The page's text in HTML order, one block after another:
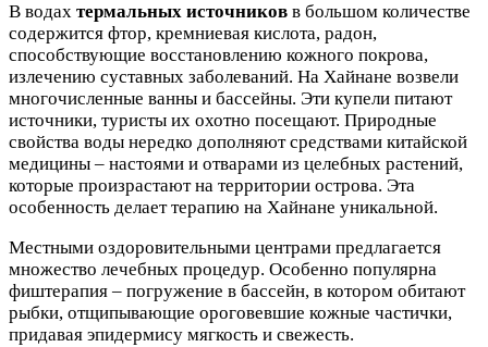
В водах термальных источников в большом количестве
содержится фтор, кремниевая кислота, радон,
способствующие восстановлению кожного покрова,
излечению суставных заболеваний. На Хайнане возвели
многочисленные ванны и бассейны. Эти купели питают
источники, туристы их охотно посещают. Природные
свойства воды нередко дополняют средствами китайской
медицины – настоями и отварами из целебных растений,
которые произрастают на территории острова. Эта
особенность делает терапию на Хайнане уникальной.
Местными оздоровительными центрами предлагается
множество лечебных процедур. Особенно популярна
фиштерапия – погружение в бассейн, в котором обитают
рыбки, отщипывающие ороговевшие кожные частички,
придавая эпидермису мягкость и свежесть.